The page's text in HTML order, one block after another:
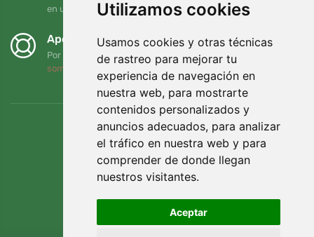
Utilizamos cookies
Usamos cookies y otras técnicas
de rastreo para mejorar tu
experiencia de navegación en
nuestra web, para mostrarte
contenidos personalizados y
anuncios adecuados, para analizar
el tráfico en nuestra web y para
comprender de donde llegan
nuestros visitantes.
Aceptar
en un plazo de 90 días
Apoyamos a Trees.org
Por cada pedido plantamos un árbol. Leer más
somos